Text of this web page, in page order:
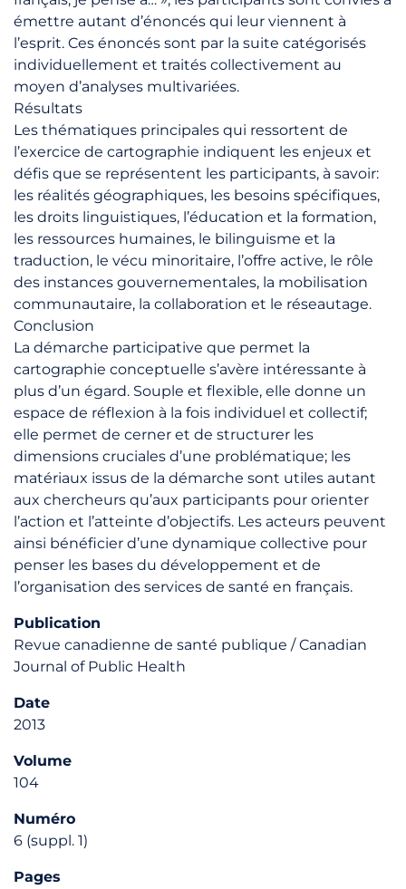
émettre autant d’énoncés qui leur viennent à
l’esprit. Ces énoncés sont par la suite catégorisés
individuellement et traités collectivement au
moyen d’analyses multivariées.
Résultats
Les thématiques principales qui ressortent de
l’exercice de cartographie indiquent les enjeux et
défis que se représentent les participants, à savoir:
les réalités géographiques, les besoins spécifiques,
les droits linguistiques, l’éducation et la formation,
les ressources humaines, le bilinguisme et la
traduction, le vécu minoritaire, l’offre active, le rôle
des instances gouvernementales, la mobilisation
communautaire, la collaboration et le réseautage.
Conclusion
La démarche participative que permet la
cartographie conceptuelle s’avère intéressante à
plus d’un égard. Souple et flexible, elle donne un
espace de réflexion à la fois individuel et collectif;
elle permet de cerner et de structurer les
dimensions cruciales d’une problématique; les
matériaux issus de la démarche sont utiles autant
aux chercheurs qu’aux participants pour orienter
l’action et l’atteinte d’objectifs. Les acteurs peuvent
ainsi bénéficier d’une dynamique collective pour
penser les bases du développement et de
l’organisation des services de santé en français.
Publication
Revue canadienne de santé publique / Canadian
Journal of Public Health
Date
2013
Volume
104
Numéro
6 (suppl. 1)
Pages